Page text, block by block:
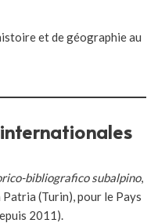
et de géographie au
bibliografico subalpino,
(Turin), pour le Pays
2011).